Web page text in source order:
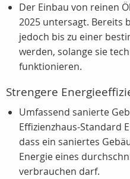
Der Einbau von reinen
2025 untersagt. Bereits
jedoch bis zu einer
werden, solange sie
funktionieren.
Strengere
Umfassend sanierte
Effizienzhaus-Standard
dass ein saniertes
Energie eines
verbrauchen darf.